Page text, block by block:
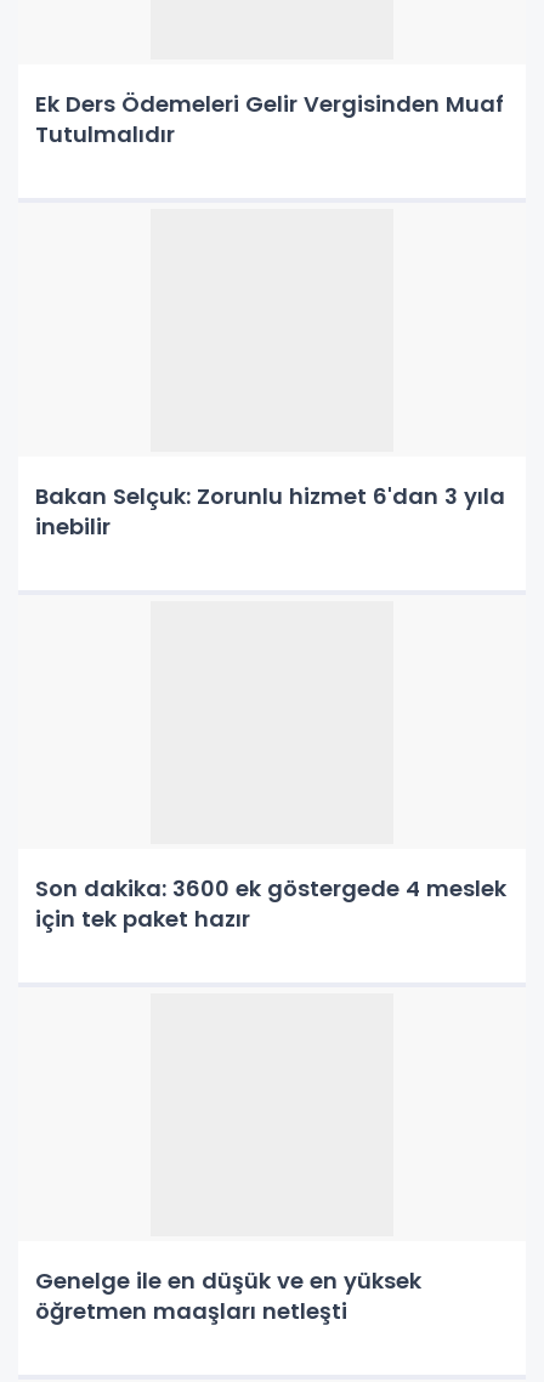
Ek Ders Ödemeleri Gelir Vergisinden Muaf
Tutulmalıdır
Bakan Selçuk: Zorunlu hizmet 6'dan 3 yıla
inebilir
Son dakika: 3600 ek göstergede 4 meslek
için tek paket hazır
Genelge ile en düşük ve en yüksek
öğretmen maaşları netleşti